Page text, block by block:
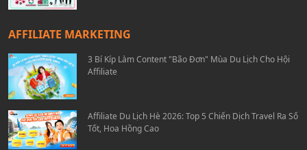
AFFILIATE MARKETING
3 Bí Kíp Làm Content "Bão Đơn" Mùa Du Lịch Cho Hội
Affiliate
Affiliate Du Lịch Hè 2026: Top 5 Chiến Dịch Travel Ra Số
Tốt, Hoa Hồng Cao